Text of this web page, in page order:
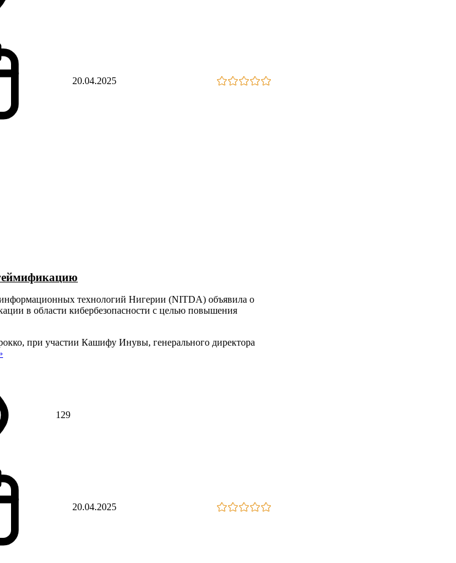
20.04.2025
технологий Нигерии (NITDA) объявила о
в области кибербезопасности с целью повышения
при участии Кашифу Инувы, генерального директора
129
20.04.2025